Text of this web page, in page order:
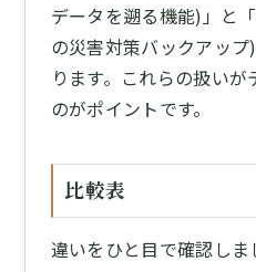
データを遡る機能)」と
の災害対策バックアッ
ります。これらの扱い
のがポイントです。
比較表
違いをひと目で確認しま